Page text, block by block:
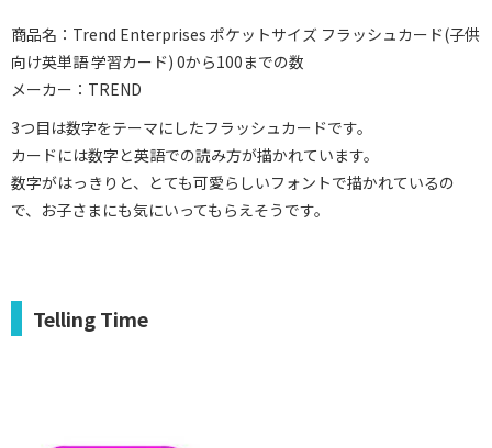
商品名：Trend Enterprises ポケットサイズ フラッシュカード(子供
向け英単語 学習カード) 0から100までの数
メーカー：TREND
3つ目は数字をテーマにしたフラッシュカードです。
カードには数字と英語での読み方が描かれています。
数字がはっきりと、とても可愛らしいフォントで描かれているの
で、お子さまにも気にいってもらえそうです。
Telling Time